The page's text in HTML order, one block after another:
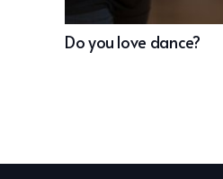
Do you love dance?